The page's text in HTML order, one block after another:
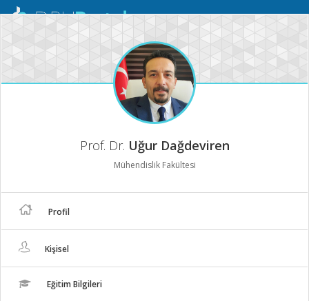
Mobil
Prof. Dr. Uğur Dağdeviren
Mühendislik Fakültesi
Profil
Kişisel
Eğitim Bilgileri